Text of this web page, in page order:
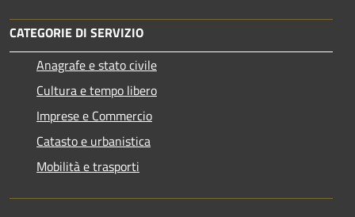
CATEGORIE DI SERVIZIO
Anagrafe e stato civile
Cultura e tempo libero
Imprese e Commercio
Catasto e urbanistica
Mobilità e trasporti